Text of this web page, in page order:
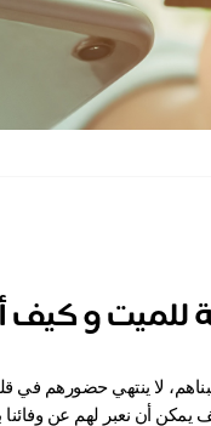
للميت​ و
يمكن أن نعبر لهم عن وفائنا